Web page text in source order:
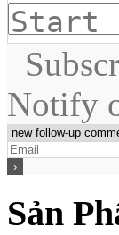
Notify
Sản